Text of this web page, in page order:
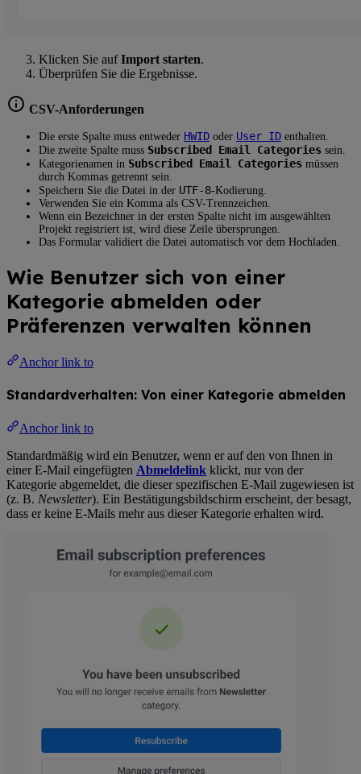
Klicken Sie aufImport starten.
Überprüfen Sie die Ergebnisse.
CSV-Anforderungen
Die erste Spalte muss entweder HWID oder User ID enthalten.
Die zweite Spalte muss Subscribed Email Categories sein.
Kategorienamen in Subscribed Email Categories müssen
durch Kommas getrennt sein.
Speichern Sie die Datei in der UTF-8-Kodierung.
Verwenden Sie ein Komma als CSV-Trennzeichen.
Wenn ein Bezeichner in der ersten Spalte nicht im ausgewählten
Projekt registriert ist, wird diese Zeile übersprungen.
Das Formular validiert die Datei automatisch vor dem Hochladen.
Wie Benutzer sich von einer
Kategorie abmelden oder
Präferenzen verwalten können
Anchor link to
Standardverhalten: Von einer Kategorie abmelden
Anchor link to
Standardmäßig wird ein Benutzer, wenn er auf den von Ihnen in
einer E-Mail eingefügten Abmeldelink klickt, nur von der
Kategorie abgemeldet, die dieser spezifischen E-Mail zugewiesen ist
(z. B. Newsletter). Ein Bestätigungsbildschirm erscheint, der besagt,
dass er keine E-Mails mehr aus dieser Kategorie erhalten wird.